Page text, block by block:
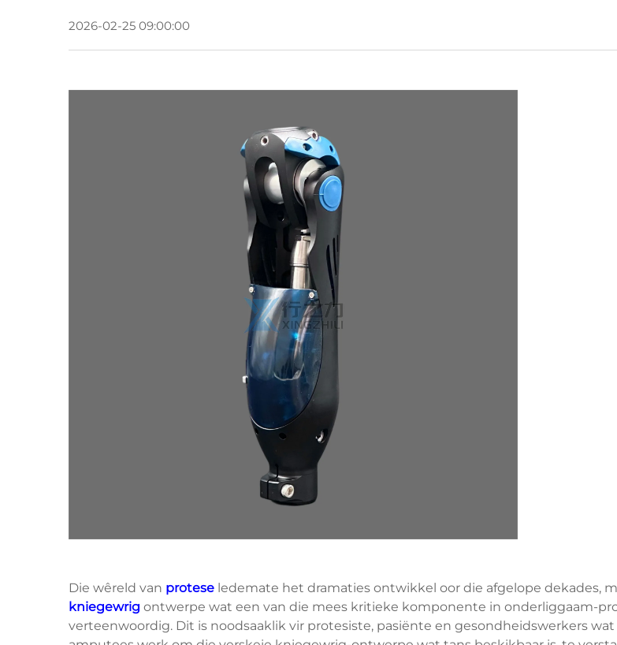
2026-02-25 09:00:00
Die wêreld van protese ledemate het dramaties ontwikkel oor die afgelope dekades,
kniegewrig ontwerpe wat een van die mees kritieke komponente in onderliggaam-
verteenwoordig. Dit is noodsaaklik vir protesiste, pasiënte en gesondheidswerkers